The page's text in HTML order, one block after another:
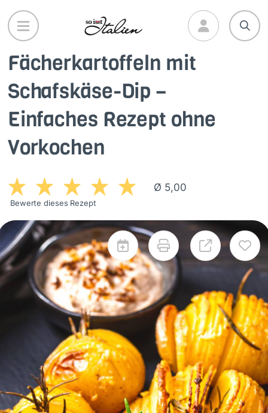
Direkt
zum
Inhalt
Fächerkartoffeln mit
Schafskäse-Dip –
Einfaches Rezept ohne
Vorkochen
Ø 5,00
Bewerte dieses Rezept